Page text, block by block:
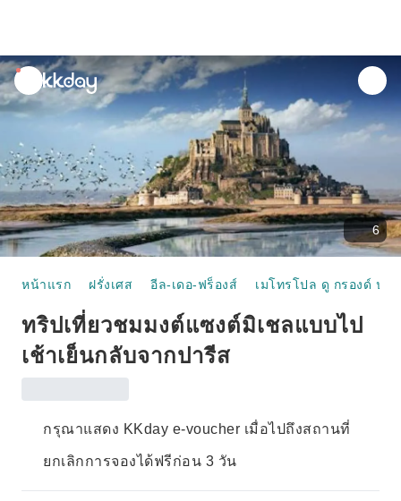
unread
notifications
6
หน้าแรก ฝรั่งเศส อีล-เดอ-ฟร็องส์ เมโทรโปล ดู กรองด์ ปารี
ทริปเที่ยวชมมงต์แซงต์มิเชลแบบไป
เช้าเย็นกลับจากปารีส
กรุณาแสดง KKday e-voucher เมื่อไปถึงสถานที่
ยกเลิกการจองได้ฟรีก่อน 3 วัน